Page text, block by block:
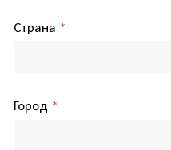
Страна *
Город *